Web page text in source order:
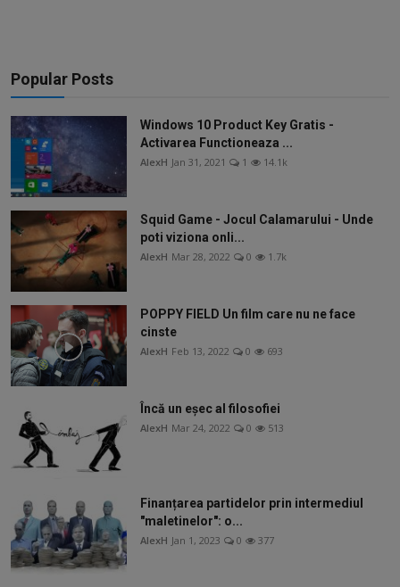
Popular Posts
Windows 10 Product Key Gratis -
Activarea Functioneaza ...
AlexH Jan 31, 2021 1 14.1k
Squid Game - Jocul Calamarului - Unde
poti viziona onli...
AlexH Mar 28, 2022 0 1.7k
POPPY FIELD Un film care nu ne face
cinste
AlexH Feb 13, 2022 0 693
Încă un eșec al filosofiei
AlexH Mar 24, 2022 0 513
Finanțarea partidelor prin intermediul
"maletinelor": o...
AlexH Jan 1, 2023 0 377